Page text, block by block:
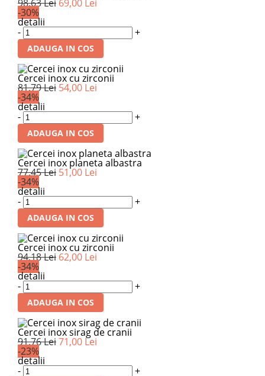
98,63 Lei 69,00 Lei
-30%
detalii
- +
ADAUGA IN COS
Cercei inox cu zirconii
81,79 Lei 54,00 Lei
-34%
detalii
- +
ADAUGA IN COS
Cercei inox planeta albastra
77,45 Lei 51,00 Lei
-34%
detalii
- +
ADAUGA IN COS
Cercei inox cu zirconii
94,18 Lei 62,00 Lei
-34%
detalii
- +
ADAUGA IN COS
Cercei inox sirag de cranii
91,76 Lei71,00 Lei
-23%
detalii
- +